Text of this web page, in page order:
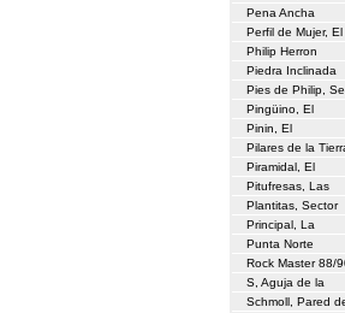
Pena Ancha
Perfil de Mujer, El
Philip Herron
Piedra Inclinada
Pies de Philip,
Pingüino, El
Pinin, El
Pilares de la
Piramidal, El
Pitufresas, Las
Plantitas, Sector
Principal, La
Punta Norte
Rock Master 88/
S, Aguja de la
Schmoll, Pared